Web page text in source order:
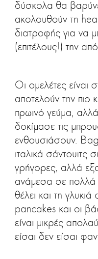
δύσκολα θα
ακολουθούν τη
διατροφής για να
(επιτέλους!) την
Οι ομελέτες είναι
αποτελούν την πιο
πρωινό γεύμα,
δοκίμασε τις
ενθουσιάσουν.
ιταλικά σάντουιτς
γρήγορες, αλλά
ανάμεσα σε πολλά
θέλει και τη
pancakes και οι
είναι μικρές
είσαι δεν είσαι